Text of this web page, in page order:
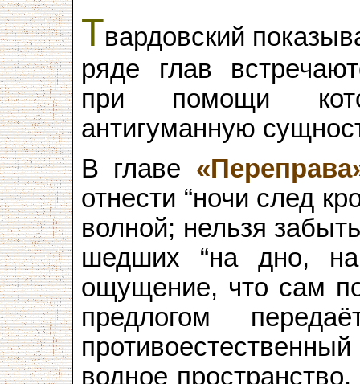
Твардовский
ряде глав
при помощи
антигуманную
В главе
отнести “ночи след
волной; нельзя
шедших “на дно,
ощущение, что сам
предлогом
водное